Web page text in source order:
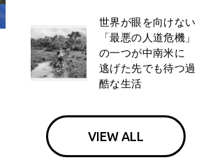
世界が眼を向けない
「最悪の人道危機」
の一つが中南米に
逃げた先でも待つ過
酷な生活
VIEW ALL